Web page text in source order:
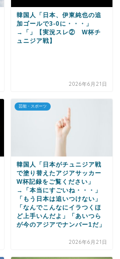
韓国人「日本、伊東純也の追
加ゴールで3-0に・・・」
→「」【実況スレ② W杯チ
ュニジア戦】
2026年6月21日
芸能・スポーツ
韓国人「日本がチュニジア戦
で塗り替えたアジアサッカー
W杯記録をご覧ください」
→「本当にすごいね・・・」
「もう日本は追いつけない」
「なんでこんなにイラつくほ
ど上手いんだよ」「あいつら
が今のアジアでナンバー1だ」
2026年6月21日